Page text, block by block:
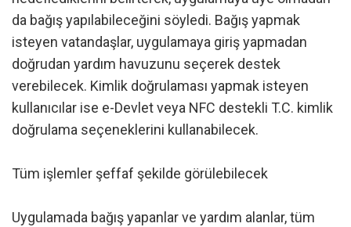
da bağış yapılabileceğini söyledi. Bağış yapmak
isteyen vatandaşlar, uygulamaya giriş yapmadan
doğrudan yardım havuzunu seçerek destek
verebilecek. Kimlik doğrulaması yapmak isteyen
kullanıcılar ise e-Devlet veya NFC destekli T.C. kimlik
doğrulama seçeneklerini kullanabilecek.
Tüm işlemler şeffaf şekilde görülebilecek
Uygulamada bağış yapanlar ve yardım alanlar, tüm